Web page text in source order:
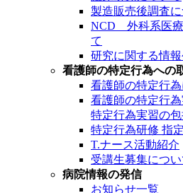
製造販売後調査
NCD 外科系医療
て
研究に関する情
看護師の特定行為への
看護師の特定行
看護師の特定行
特定行為実習の
特定行為研修 指
T.ナース活動紹介
受講生募集につい
病院情報の発信
お知らせ一覧